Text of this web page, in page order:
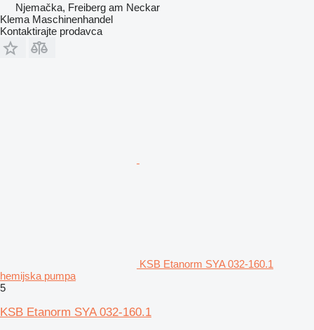
Njemačka, Freiberg am Neckar
Klema Maschinenhandel
Kontaktirajte prodavca
KSB Etanorm SYA 032-160.1
hemijska pumpa
5
KSB Etanorm SYA 032-160.1